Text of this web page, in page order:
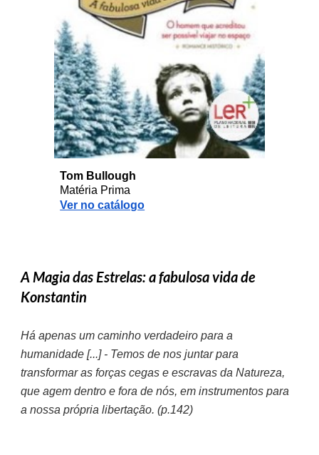
Tom Bullough
Matéria Prima
Ver no catálogo
A Magia das Estrelas: a fabulosa vida de
Konstantin
Há apenas um caminho verdadeiro para a
humanidade [...] - Temos de nos juntar para
transformar as forças cegas e escravas da Natureza,
que agem dentro e fora de nós, em instrumentos para
a nossa própria libertação. (p.142)